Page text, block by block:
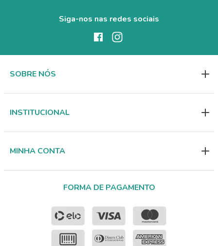
Siga-nos nas redes sociais
SOBRE NÓS
INSTITUCIONAL
MINHA CONTA
FORMA DE PAGAMENTO